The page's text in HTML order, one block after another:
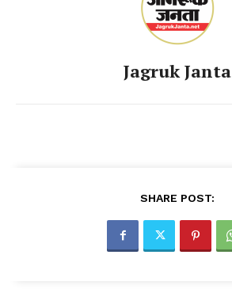
Jagruk Janta
SHARE POST: